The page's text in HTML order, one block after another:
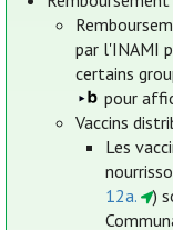
par l'INAMI
certains
pour
Vaccins
Les
12a.
)